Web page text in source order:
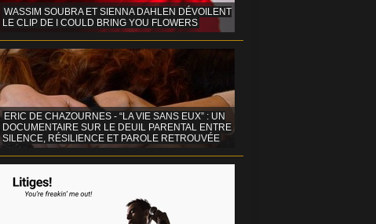
WASSIM SOUBRA ET SIENNA DAHLEN DÉVOILENT
LE CLIP DE I COULD BRING YOU FLOWERS
ERIC DE CHAZOURNES - “LA VIE SANS EUX” : UN
DOCUMENTAIRE SUR LE DEUIL PARENTAL ENTRE
SILENCE, RÉSILIENCE ET PAROLE RETROUVÉE